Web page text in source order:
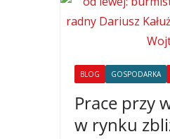
BLOG GOSPODARKA
Prace przy
w rynku